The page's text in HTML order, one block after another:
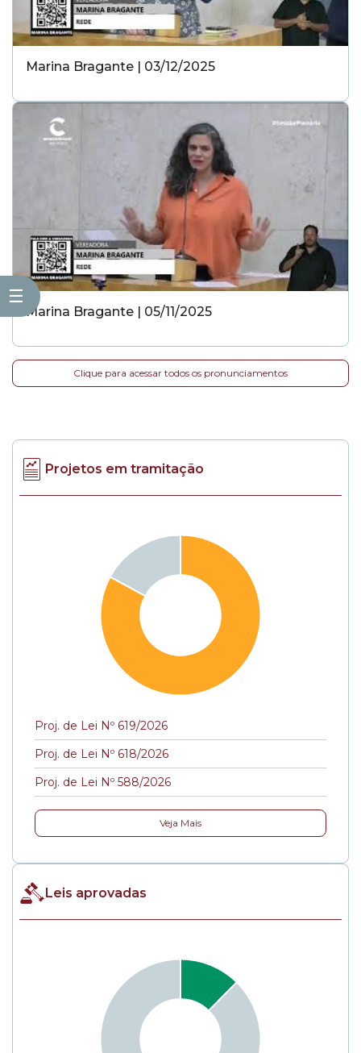
☰
Marina Bragante | 03/12/2025
Marina Bragante | 05/11/2025
Clique para acessar todos os pronunciamentos
Projetos em tramitação
Proj. de Lei Nº 619/2026
Proj. de Lei Nº 618/2026
Proj. de Lei Nº 588/2026
Veja Mais
Leis aprovadas